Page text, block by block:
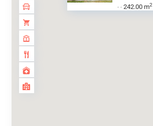
· · 242.00 m2